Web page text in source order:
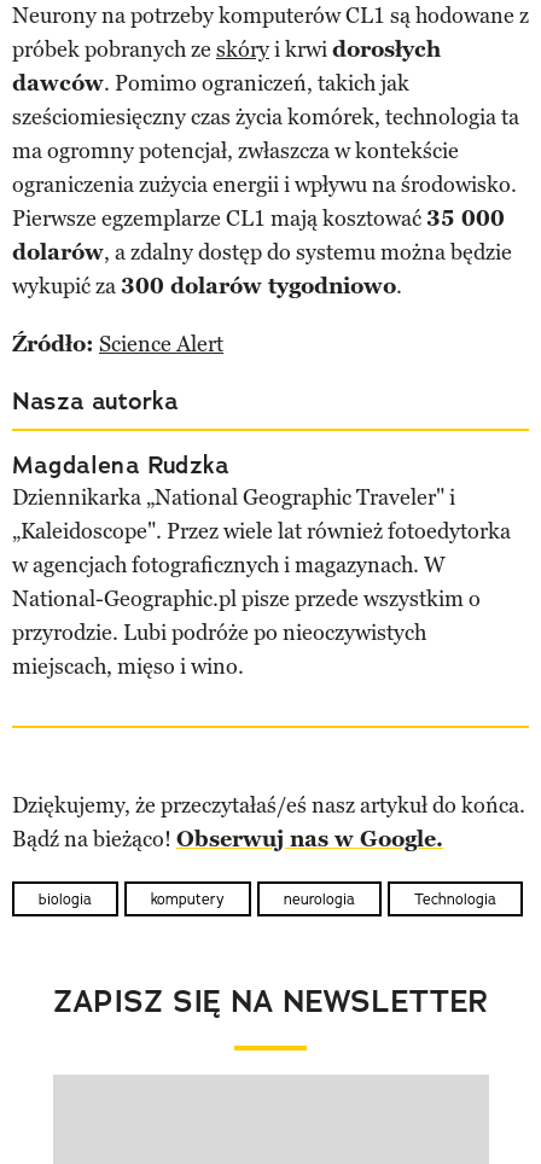
Neurony na potrzeby komputerów CL1 są hodowane z
próbek pobranych ze skóryi krwidorosłych
dawców. Pomimo ograniczeń, takich jak
sześciomiesięczny czas życia komórek, technologia ta
ma ogromny potencjał, zwłaszcza w kontekście
ograniczenia zużycia energii i wpływu na środowisko.
Pierwsze egzemplarze CL1 mają kosztować35 000
dolarów, a zdalny dostęp do systemu można będzie
wykupić za300 dolarów tygodniowo.
Źródło: Science Alert
Nasza autorka
Magdalena Rudzka
Dziennikarka „National Geographic Traveler" i
„Kaleidoscope". Przez wiele lat również fotoedytorka
w agencjach fotograficznych i magazynach. W
National-Geographic.pl pisze przede wszystkim o
przyrodzie. Lubi podróże po nieoczywistych
miejscach, mięso i wino.
Dziękujemy, że przeczytałaś/eś nasz artykuł do końca.
Bądź na bieżąco! Obserwuj nas w Google.
biologia komputery neurologia Technologia
ZAPISZ SIĘ NA NEWSLETTER